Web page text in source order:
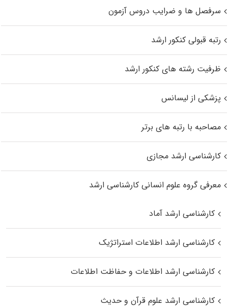
سرفصل ها و ضرایب دروس آزمون
رتبه قبولی کنکور ارشد
ظرفیت رشته های کنکور ارشد
پزشکی از لیسانس
مصاحبه با رتبه های برتر
کارشناسی ارشد مجازی
معرفی گروه علوم انسانی کارشناسی ارشد
کارشناسی ارشد آماد
کارشناسی ارشد اطلاعات استراتژیک
کارشناسی ارشد اطلاعات و حفاظت اطلاعات
کارشناسی ارشد علوم قرآن و حدیث